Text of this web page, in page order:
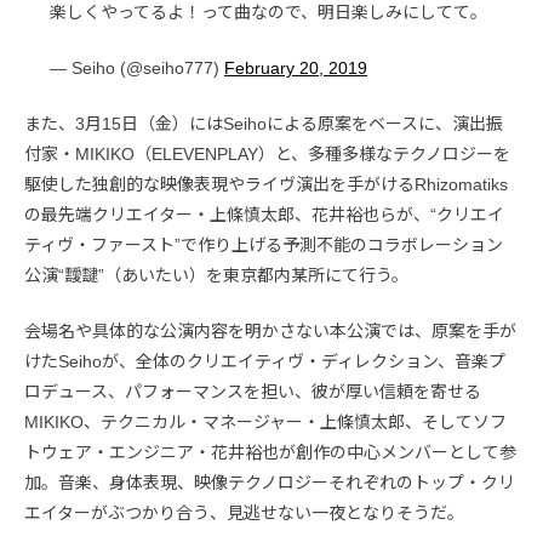
楽しくやってるよ！って曲なので、明日楽しみにしてて。
— Seiho (@seiho777) February 20, 2019
また、3月15日（金）にはSeihoによる原案をベースに、演出振
付家・MIKIKO（ELEVENPLAY）と、多種多様なテクノロジーを
駆使した独創的な映像表現やライヴ演出を手がけるRhizomatiks
の最先端クリエイター・上條慎太郎、花井裕也らが、“クリエイ
ティヴ・ファースト”で作り上げる予測不能のコラボレーション
公演“靉靆”（あいたい）を東京都内某所にて行う。
会場名や具体的な公演内容を明かさない本公演では、原案を手が
けたSeihoが、全体のクリエイティヴ・ディレクション、音楽プ
ロデュース、パフォーマンスを担い、彼が厚い信頼を寄せる
MIKIKO、テクニカル・マネージャー・上條慎太郎、そしてソフ
トウェア・エンジニア・花井裕也が創作の中心メンバーとして参
加。音楽、身体表現、映像テクノロジーそれぞれのトップ・クリ
エイターがぶつかり合う、見逃せない一夜となりそうだ。